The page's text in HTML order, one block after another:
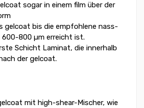
sogar in einem film über der
gelcoat bis die empfohlene nass-
600-800 µm erreicht ist.
Schicht Laminat, die innerhalb
der gelcoat.
mit high-shear-Mischer, wie